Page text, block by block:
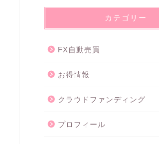
カテゴリー
FX自動売買
お得情報
クラウドファンディング
プロフィール